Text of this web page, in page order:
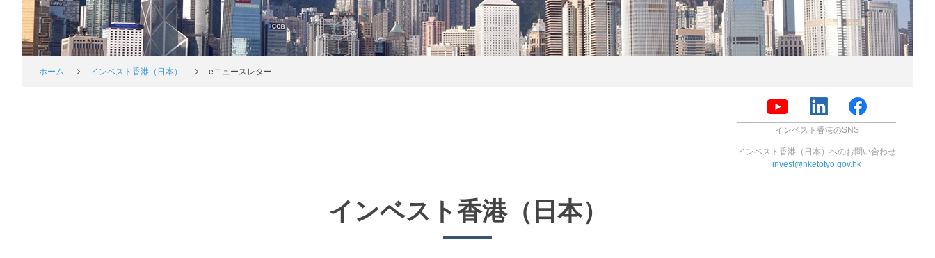
ホーム インベスト香港（日本） eニュースレター
インベスト香港のSNS
インベスト香港（日本）へのお問い合わせ
invest@hketotyo.gov.hk
インベスト香港（日本）